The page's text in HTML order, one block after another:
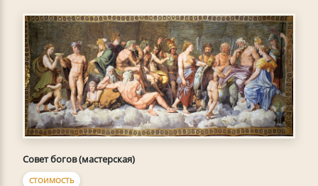
Совет богов (мастерская)
СТОИМОСТЬ